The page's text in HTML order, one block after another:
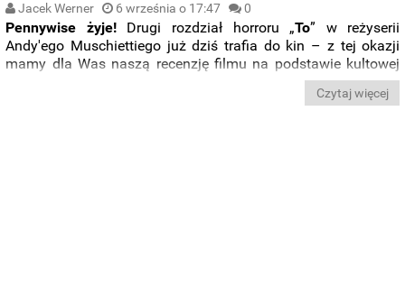
Jacek Werner 6 września o 17:47 0
Pennywise żyje!Drugi rozdział horroru „To” w reżyserii
Andy'ego Muschiettiego już dziś trafia do kin – z tej okazji
mamy dla Was naszą recenzję filmu na podstawie kultowej
powieści Stephena Kinga. Czy udało się powtórzyć sukces
Czytaj więcej